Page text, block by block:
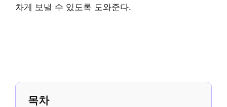
차게 보낼 수 있도록 도와준다.
목차